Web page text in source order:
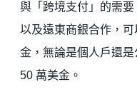
與「跨境支付」的需
以及遠東商銀合作，
金，無論是個人戶還
50 萬美金。